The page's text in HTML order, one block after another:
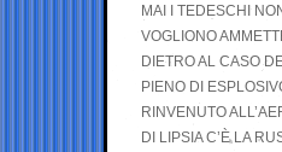
MAI I TEDESCHI
VOGLIONO
DIETRO AL CASO
PIENO DI
RINVENUTO
DI LIPSIA C’È LA